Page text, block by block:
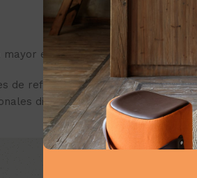
estabilidad.
de referencia y ha sido ambientada.
diferentes a los descritos.